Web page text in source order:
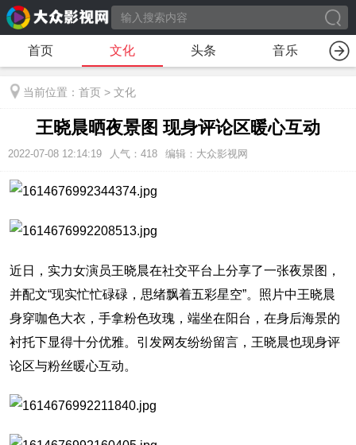
首页 文化 头条 音乐
当前位置： 首页 > 文化
王晓晨晒夜景图 现身评论区暖心互动
2022-07-08 12:14:19 人气： 418 编辑：大众影视网
近日，实力女演员王晓晨在社交平台上分享了一张夜景图，
并配文“现实忙忙碌碌，思绪飘着五彩星空”。照片中王晓晨
身穿咖色大衣，手拿粉色玫瑰，端坐在阳台，在身后海景的
衬托下显得十分优雅。引发网友纷纷留言，王晓晨也现身评
论区与粉丝暖心互动。